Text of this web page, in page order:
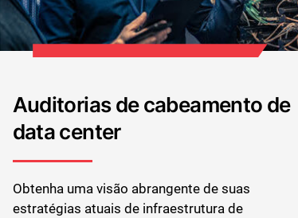
Auditorias de cabeamento de
data center
Obtenha uma visão abrangente de suas
estratégias atuais de infraestrutura de